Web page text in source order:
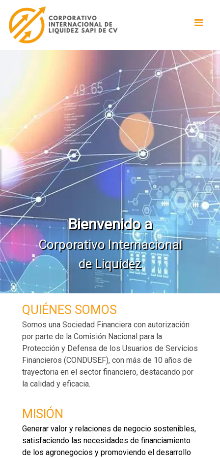
Bienvenido a
Corporativo Internacional
de Liquidez
QUIÉNES SOMOS
Somos una Sociedad Financiera con autorización
por parte de la Comisión Nacional para la
Protección y Defensa de los Usuarios de Servicios
Financieros (CONDUSEF), con más de 10 años de
trayectoria en el sector financiero, destacando por
la calidad y eficacia.
MISIÓN
Generar valor y relaciones de negocio sostenibles,
satisfaciendo las necesidades de financiamiento
de los agronegocios y promoviendo el desarrollo